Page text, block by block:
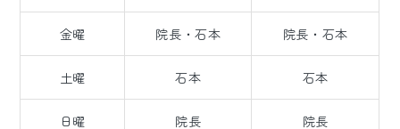
金曜 院長・石本 院長・石本
土曜 石本 石本
日曜 院長 院長